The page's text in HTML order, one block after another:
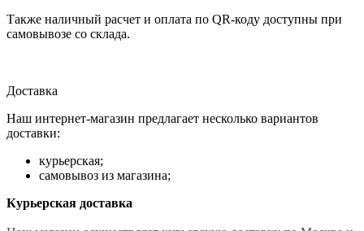
Также наличный расчет и оплата по QR-коду доступны при
самовывозе со склада.
Доставка
Наш интернет-магазин предлагает несколько вариантов
доставки:
курьерская;
самовывоз из магазина;
Курьерская доставка